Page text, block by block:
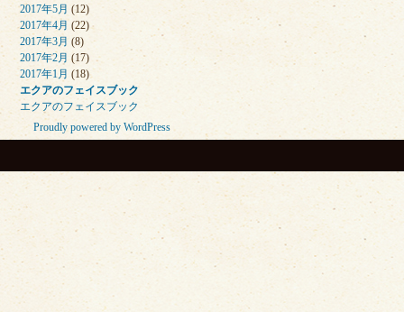
2017年5月 (12)
2017年4月 (22)
2017年3月 (8)
2017年2月 (17)
2017年1月 (18)
エクアのフェイスブック
エクアのフェイスブック
Proudly powered by WordPress